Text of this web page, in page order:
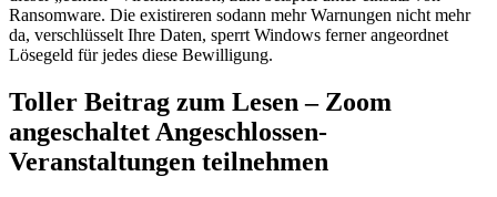
Ransomware. Die existireren sodann mehr Warnungen nicht mehr
da, verschlüsselt Ihre Daten, sperrt Windows ferner angeordnet
Lösegeld für jedes diese Bewilligung.
Toller Beitrag zum Lesen – Zoom
angeschaltet Angeschlossen-
Veranstaltungen teilnehmen